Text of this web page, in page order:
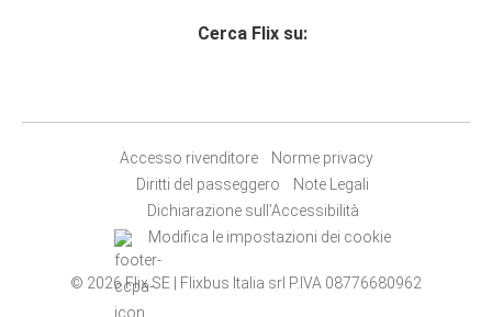
Cerca Flix su:
Accesso rivenditore
Norme privacy
Diritti del passeggero
Note Legali
Dichiarazione sull’Accessibilità
Modifica le impostazioni dei cookie
© 2026 Flix SE | Flixbus Italia srl P.IVA 08776680962